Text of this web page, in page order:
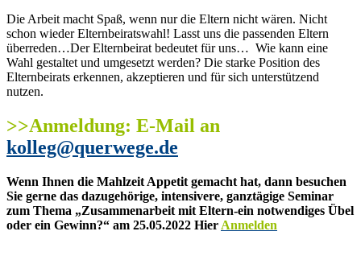
Die Arbeit macht Spaß, wenn nur die Eltern nicht wären. Nicht
schon wieder Elternbeiratswahl! Lasst uns die passenden Eltern
überreden…Der Elternbeirat bedeutet für uns… Wie kann eine
Wahl gestaltet und umgesetzt werden? Die starke Position des
Elternbeirats erkennen, akzeptieren und für sich unterstützend
nutzen.
>>Anmeldung: E-Mail an
kolleg@querwege.de
Wenn Ihnen die Mahlzeit Appetit gemacht hat, dann besuchen
Sie gerne das dazugehörige, intensivere, ganztägige Seminar
zum Thema „Zusammenarbeit mit Eltern-ein notwendiges Übel
oder ein Gewinn?“ am 25.05.2022 Hier Anmelden